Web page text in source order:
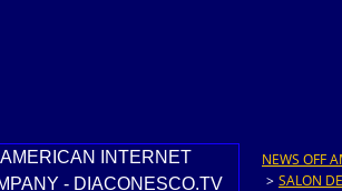
NEWS OFF
> SALON